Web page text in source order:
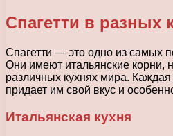
Спагетти в разных
Спагетти — это одно из самых
Они имеют итальянские корни,
различных кухнях мира.
придает им свой вкус и
Итальянская кухня